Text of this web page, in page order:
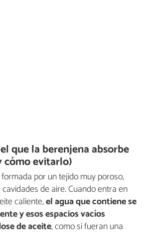
que la berenjena absorbe
cómo evitarlo)
por un tejido muy poroso,
de aire. Cuando entra en
caliente,el agua que contiene se
y esos espacios vacíos
de aceite, como si fueran una